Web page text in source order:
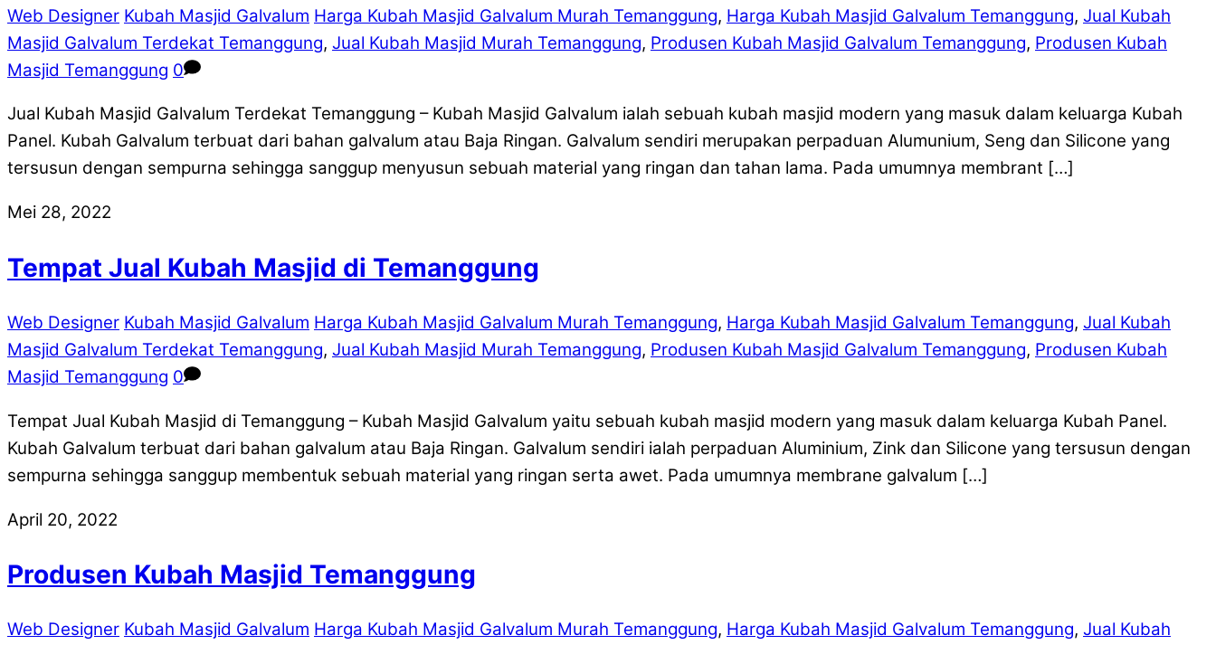
Web Designer Kubah Masjid Galvalum Harga Kubah Masjid Galvalum Murah Temanggung, Harga Kubah Masjid Galvalum Temanggung, Jual Kubah
Masjid Galvalum Terdekat Temanggung, Jual Kubah Masjid Murah Temanggung, Produsen Kubah Masjid Galvalum Temanggung, Produsen Kubah
Masjid Temanggung 0
Jual Kubah Masjid Galvalum Terdekat Temanggung – Kubah Masjid Galvalum ialah sebuah kubah masjid modern yang masuk dalam keluarga Kubah
Panel. Kubah Galvalum terbuat dari bahan galvalum atau Baja Ringan. Galvalum sendiri merupakan perpaduan Alumunium, Seng dan Silicone yang
tersusun dengan sempurna sehingga sanggup menyusun sebuah material yang ringan dan tahan lama. Pada umumnya membrant […]
Mei 28, 2022
Tempat Jual Kubah Masjid di Temanggung
Web Designer Kubah Masjid Galvalum Harga Kubah Masjid Galvalum Murah Temanggung, Harga Kubah Masjid Galvalum Temanggung, Jual Kubah
Masjid Galvalum Terdekat Temanggung, Jual Kubah Masjid Murah Temanggung, Produsen Kubah Masjid Galvalum Temanggung, Produsen Kubah
Masjid Temanggung 0
Tempat Jual Kubah Masjid di Temanggung – Kubah Masjid Galvalum yaitu sebuah kubah masjid modern yang masuk dalam keluarga Kubah Panel.
Kubah Galvalum terbuat dari bahan galvalum atau Baja Ringan. Galvalum sendiri ialah perpaduan Aluminium, Zink dan Silicone yang tersusun dengan
sempurna sehingga sanggup membentuk sebuah material yang ringan serta awet. Pada umumnya membrane galvalum […]
April 20, 2022
Produsen Kubah Masjid Temanggung
Web Designer Kubah Masjid Galvalum Harga Kubah Masjid Galvalum Murah Temanggung, Harga Kubah Masjid Galvalum Temanggung, Jual Kubah